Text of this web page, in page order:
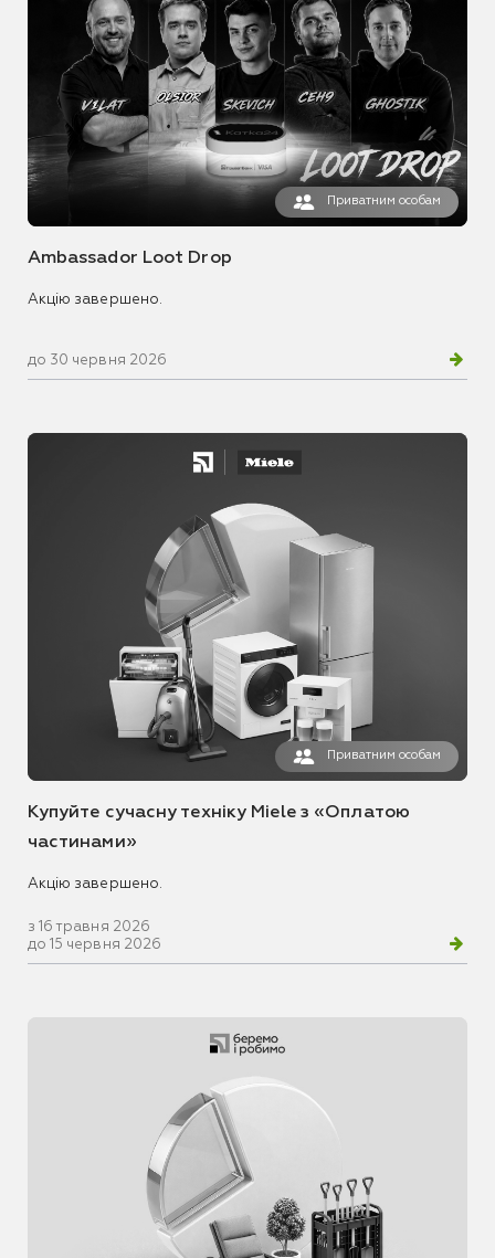
Приватним особам
Ambassador Loot Drop
Акцію завершено.
до 30 червня 2026
Приватним особам
Купуйте сучасну техніку Miele з «Оплатою
частинами»
Акцію завершено.
з 16 травня 2026
до 15 червня 2026